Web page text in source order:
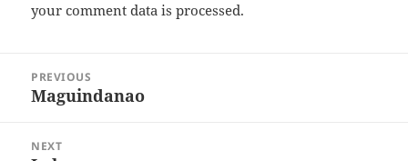
your comment data is processed.
navigation
PREVIOUS
Previous
Maguindanao
NEXT